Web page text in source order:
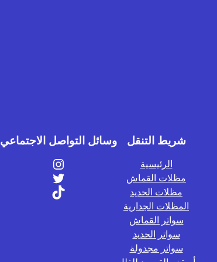
شريط التنقل
الرئيسية
مظلات القماش
مظلات الحديد
المظلات الجدارية
سواتر القماش
سواتر الحديد
سواتر مجدولة
وسائل التواصل الاجتماعي
إنستجرام
تويتر
تيك توك